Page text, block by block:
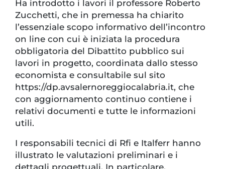
Ha introdotto i lavori il professore Roberto
Zucchetti, che in premessa ha chiarito
l’essenziale scopo informativo dell’incontro
on line con cui è iniziata la procedura
obbligatoria del Dibattito pubblico sui
lavori in progetto, coordinata dallo stesso
economista e consultabile sul sito
https://dp.avsalernoreggiocalabria.it, che
con aggiornamento continuo contiene i
relativi documenti e tutte le informazioni
utili.
I responsabili tecnici di Rfi e Italferr hanno
illustrato le valutazioni preliminari e i
dettagli progettuali. In particolare,